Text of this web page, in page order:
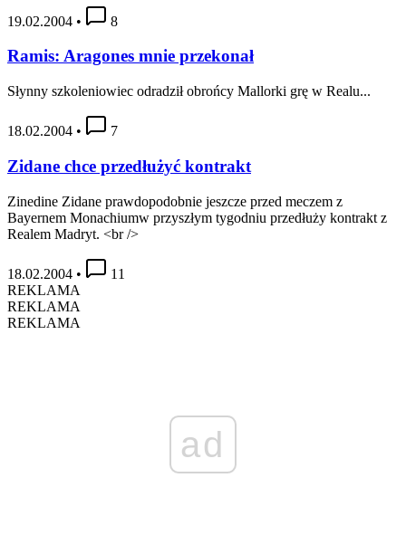
19.02.2004 • 8
Ramis: Aragones mnie przekonał
Słynny szkoleniowiec odradził obrońcy Mallorki grę w Realu...
18.02.2004 • 7
Zidane chce przedłużyć kontrakt
Zinedine Zidane prawdopodobnie jeszcze przed meczem z
Bayernem Monachiumw przyszłym tygodniu przedłuży kontrakt z
Realem Madryt. <br />
18.02.2004 •
11
REKLAMA
REKLAMA
REKLAMA
ad